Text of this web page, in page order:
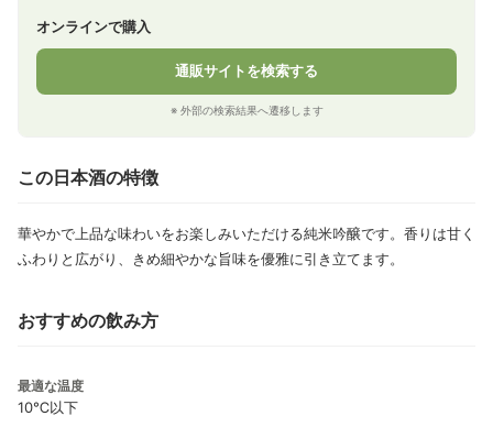
オンラインで購入
通販サイトを検索する
※ 外部の検索結果へ遷移します
この日本酒の特徴
華やかで上品な味わいをお楽しみいただける純米吟醸です。香りは甘く
ふわりと広がり、きめ細やかな旨味を優雅に引き立てます。
おすすめの飲み方
最適な温度
10℃以下